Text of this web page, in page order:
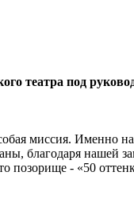
театра под
миссия. Именно
благодаря
- «50